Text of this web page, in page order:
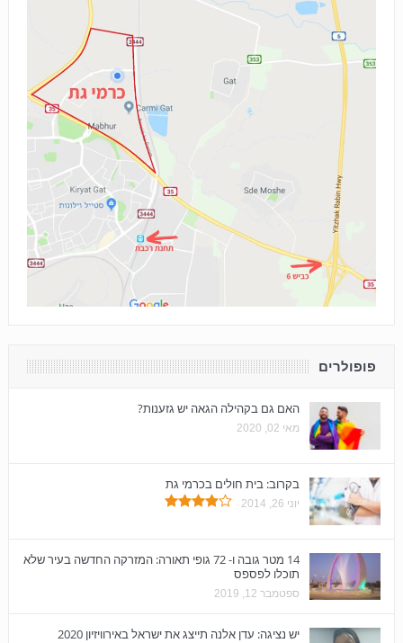
פופולרים
האם גם בקהילה הגאה יש גזענות?
מאי 02, 2020
בקרוב: בית חולים בכרמי גת
יוני 26, 2014
14 מטר גובה ו- 72 גופי תאורה: המזרקה החדשה בעיר שלא
תוכלו לפספס
ספטמבר 12, 2019
יש נציגה: עדן אלנה תייצג את ישראל באירוויזיון 2020